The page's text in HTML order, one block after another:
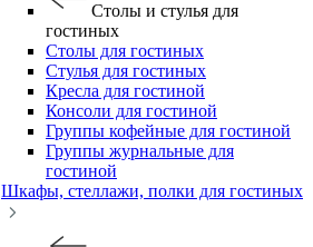
Столы и стулья для
гостиных
Столы для гостиных
Стулья для гостиных
Кресла для гостиной
Консоли для гостиной
Группы кофейные для гостиной
Группы журнальные для
гостиной
Шкафы, стеллажи, полки для гостиных